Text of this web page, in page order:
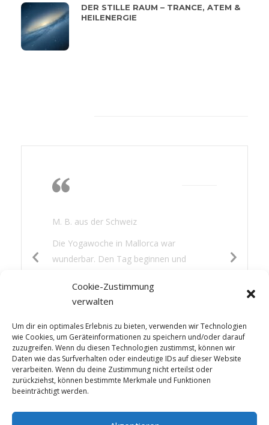
Cookie-Zustimmung
verwalten
Um dir ein optimales Erlebnis zu bieten, verwenden wir Technologien
wie Cookies, um Geräteinformationen zu speichern und/oder darauf
zuzugreifen. Wenn du diesen Technologien zustimmst, können wir
Daten wie das Surfverhalten oder eindeutige IDs auf dieser Website
verarbeiten. Wenn du deine Zustimmung nicht erteilst oder
zurückziehst, können bestimmte Merkmale und Funktionen
beeinträchtigt werden.
DER STILLE RAUM – TRANCE, ATEM &
HEILENERGIE
M. B. aus der Schweiz
Die Yogawoche in Mallorca war
wunderbar. Den Tag beginnen und
Erfahrung. Es hat mir gut getan: die
Wärme, das Nichtstun, lesen, gutes Essen
und etwas Sightseeing – die Mischung war
perfekt.